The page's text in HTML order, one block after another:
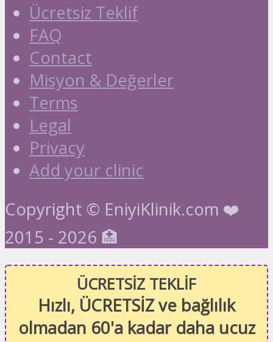
Ücretsiz Teklif
FAQ
Contact
Misyon & Değerler
Terms
Legal
Privacy
Add your clinic
Copyright © EniyiKlinik.com ❤️
2015 - 2026 🏥
ÜCRETSİZ TEKLİF
Hızlı, ÜCRETSİZ ve bağlılık
olmadan 60'a kadar daha ucuz